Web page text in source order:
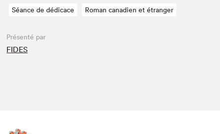
Séance de dédicace Roman canadien et étranger
Présenté par
FIDES